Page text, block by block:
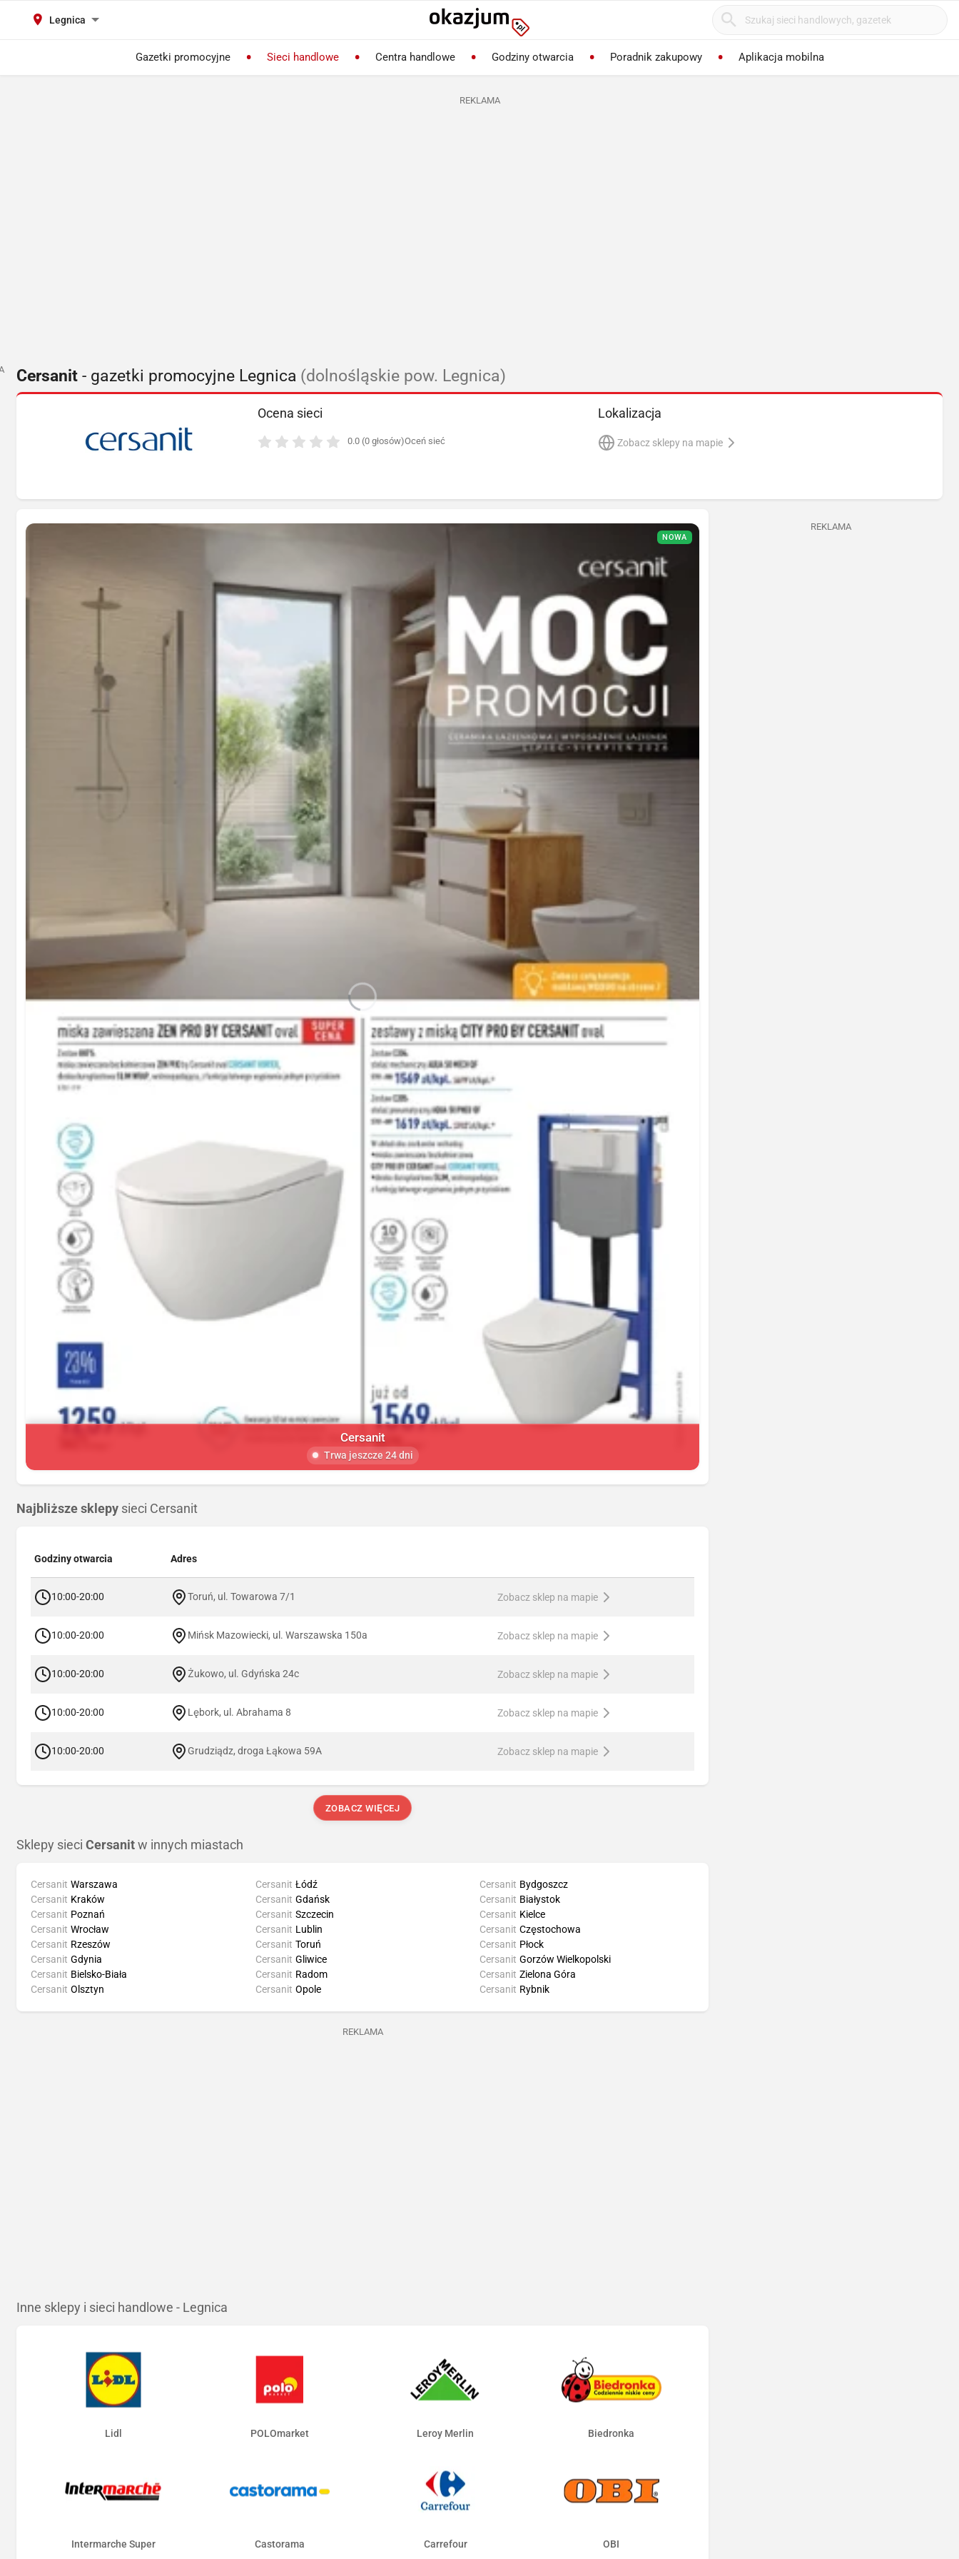
Legnica
Gazetki promocyjne Sieci handlowe Centra handlowe Godziny otwarcia Poradnik zakupowy Aplikacja mobilna
REKLAMA
Cersanit - gazetki promocyjne Legnica (dolnośląskie pow. Legnica)
Ocena sieci
0.0 (0 głosów)Oceń sieć
Lokalizacja
Zobacz sklepy na mapie
NOWA
Cersanit
Trwa jeszcze 24 dni
Najbliższe sklepy sieci Cersanit
Godziny otwarcia Adres
10:00-20:00 Toruń, ul. Towarowa 7/1 Zobacz sklep na mapie
10:00-20:00 Mińsk Mazowiecki, ul. Warszawska 150a Zobacz sklep na mapie
10:00-20:00 Żukowo, ul. Gdyńska 24c Zobacz sklep na mapie
10:00-20:00 Lębork, ul. Abrahama 8 Zobacz sklep na mapie
10:00-20:00 Grudziądz, droga Łąkowa 59A Zobacz sklep na mapie
ZOBACZ WIĘCEJ
Sklepy sieci Cersanit w innych miastach
Cersanit Warszawa
Cersanit Kraków
Cersanit Poznań
Cersanit Wrocław
Cersanit Łódź
Cersanit Gdańsk
Cersanit Szczecin
Cersanit Lublin
Cersanit Bydgoszcz
Cersanit Białystok
Cersanit Kielce
Cersanit Częstochowa
Cersanit Rzeszów
Cersanit Gdynia
Cersanit Bielsko-Biała
Cersanit Olsztyn
Cersanit Toruń
Cersanit Gliwice
Cersanit Radom
Cersanit Opole
Cersanit Płock
Cersanit Gorzów Wielkopolski
Cersanit Zielona Góra
Cersanit Rybnik
REKLAMA
Inne sklepy i sieci handlowe - Legnica
Lidl POLOmarket Leroy Merlin Biedronka
Intermarche Super Castorama Carrefour OBI
REKLAMA